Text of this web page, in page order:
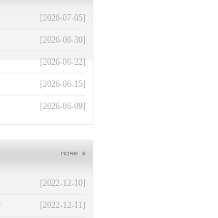
[2026-07-05]
[2026-06-30]
[2026-06-22]
[2026-06-15]
[2026-06-09]
[2022-12-10]
[2022-12-11]